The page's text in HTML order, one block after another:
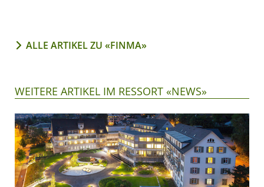
ALLE ARTIKEL ZU «FINMA»
WEITERE ARTIKEL IM RESSORT «NEWS»